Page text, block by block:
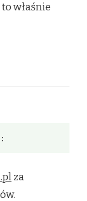
właśnie
za